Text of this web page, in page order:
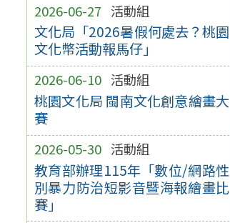
2026-06-27 活動組
文化局「2026暑假何處去？桃園
文化幣活動報馬仔」
2026-06-10 活動組
桃園文化局 閩南文化創意繪畫大
賽
2026-05-30 活動組
教育部辦理115年「數位/網路性
別暴力防治短影音暨海報繪畫比
賽」